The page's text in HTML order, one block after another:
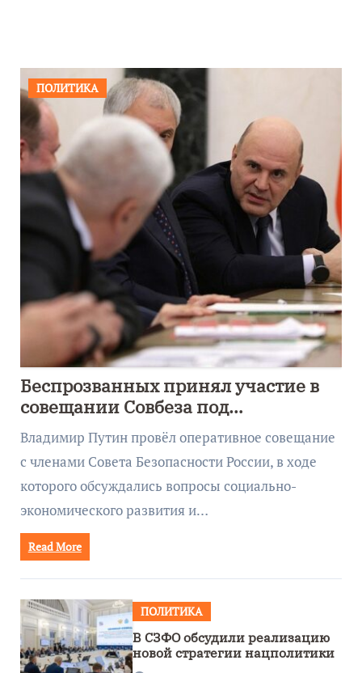
ПОЛИТИКА
Беспрозванных принял участие в
совещании Совбеза под
руководством Путина
Владимир Путин провёл оперативное совещание
с членами Совета Безопасности России, в ходе
которого обсуждались вопросы социально-
экономического развития и…
Read More
ПОЛИТИКА
В СЗФО обсудили реализацию
новой стратегии нацполитики